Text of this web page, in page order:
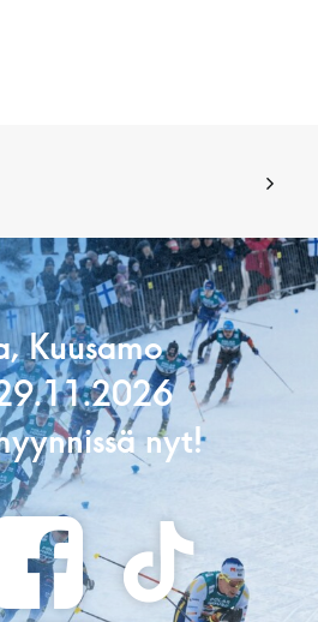
Kuusamo
nyt!